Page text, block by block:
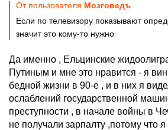
От пользователя Мозговедъ
Если по телевизору показывают
значит это кому-то нужно
Да именно , Ельцинские
Путиным и мне это нравится - я
бедной жизни в 90-е , и в них я
ослаблений государственной
преступности , в начале войны в
не получали зарпалту ,потому что